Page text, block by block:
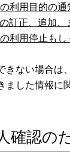
利用目的の通
訂正、追加、
利用停止も
きない場合は
ました情報に
確認の